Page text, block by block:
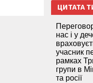
ЦИТАТА
нас і у
учасник
рамках
групи в
та росії